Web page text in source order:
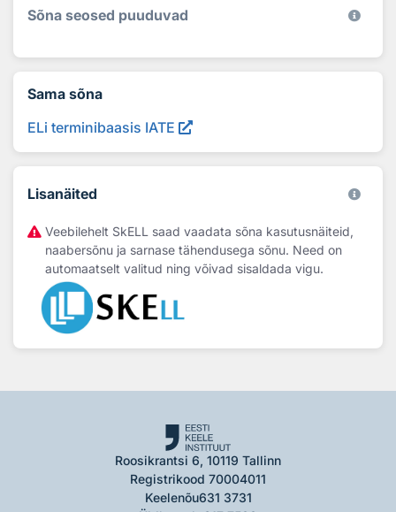
Sõna seosed puuduvad
Sama sõna
ELi terminibaasis IATE
Lisanäited
Veebilehelt SkELL saad vaadata sõna kasutusnäiteid,
naabersõnu ja sarnase tähendusega sõnu. Need on
automaatselt valitud ning võivad sisaldada vigu.
Roosikrantsi 6, 10119 Tallinn
Registrikood 70004011
Keelenõu631 3731